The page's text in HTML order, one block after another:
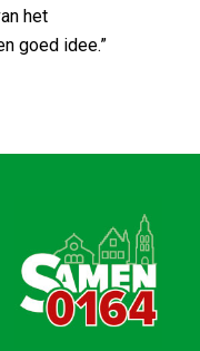
het
goed idee.”